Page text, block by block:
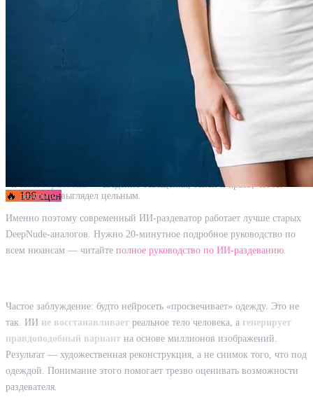
🔥 106 сцен
— вам не нужны навыки редактирования. Загрузите
фото, выберите параметры и получите результат за 10–30 секунд.
Из каких этапов состоит работа ИИ-раздевателя
Раздевание фото — это не «стирание» одежды, а генерация нового
изображения. Нейросеть проходит четыре этапа:
— ИИ находит на фото силуэт человека и области
— определяет положение тела, ракурс и пропорции.
— на месте одежды
— сведение освещения, теней и краёв, чтобы
результат выглядел цельным.
Именно поэтому современный ИИ-раздеватор работает лучше старых
DeepNude-аналогов. Нужно 20-минутное подробное руководство по
всем нюансам — читайте полное руководство по ИИ-раздеванию
Частое заблуждение: будто нейросеть «просвечивает» одежду. Это не
так. ИИ не восстанавливает реальное тело человека, а генерирует
правдоподобный вариант на основе миллионов изображений.
Результат — художественная реконструкция, а не снимок того, что под
одеждой. Понимание этого помогает трезво оценивать возможности
раздевателя.